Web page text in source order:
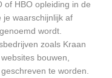
of HBO opleiding in de
je waarschijnlijk af
wordt.
zoals Kraan
bouwen,
te worden.